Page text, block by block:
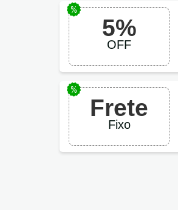
5%
OFF
Frete
Fixo